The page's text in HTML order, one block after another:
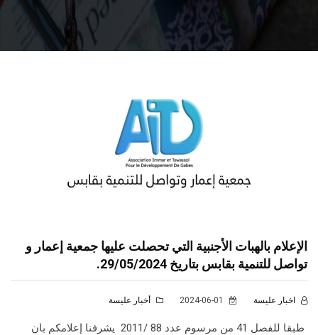
الإعلام بالهبات الأجنبية التي تحصلت عليها جمعية إعمار و
تواصل للتنمية بقابس بتاريخ 29/05/2024.
اخبار عليسة أخبار عليسة
طبقا للفصل 41 من مرسوم عدد 88 /2011 يشرفنا إعلامكم بان